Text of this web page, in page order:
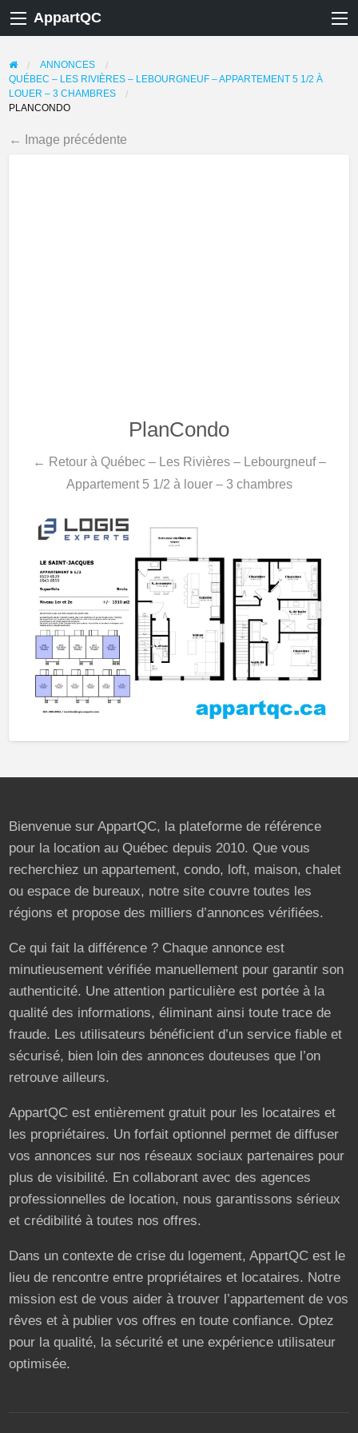
AppartQC
ANNONCES
QUÉBEC – LES RIVIÈRES – LEBOURGNEUF – APPARTEMENT 5 1/2 À
LOUER – 3 CHAMBRES
PLANCONDO
← Image précédente
PlanCondo
← Retour à Québec – Les Rivières – Lebourgneuf –
Appartement 5 1/2 à louer – 3 chambres
Bienvenue sur AppartQC, la plateforme de référence
pour la location au Québec depuis 2010. Que vous
recherchiez un appartement, condo, loft, maison, chalet
ou espace de bureaux, notre site couvre toutes les
régions et propose des milliers d’annonces vérifiées.
Ce qui fait la différence ? Chaque annonce est
minutieusement vérifiée manuellement pour garantir son
authenticité. Une attention particulière est portée à la
qualité des informations, éliminant ainsi toute trace de
fraude. Les utilisateurs bénéficient d’un service fiable et
sécurisé, bien loin des annonces douteuses que l’on
retrouve ailleurs.
AppartQC est entièrement gratuit pour les locataires et
les propriétaires. Un forfait optionnel permet de diffuser
vos annonces sur nos réseaux sociaux partenaires pour
plus de visibilité. En collaborant avec des agences
professionnelles de location, nous garantissons sérieux
et crédibilité à toutes nos offres.
Dans un contexte de crise du logement, AppartQC est le
lieu de rencontre entre propriétaires et locataires. Notre
mission est de vous aider à trouver l’appartement de vos
rêves et à publier vos offres en toute confiance. Optez
pour la qualité, la sécurité et une expérience utilisateur
optimisée.